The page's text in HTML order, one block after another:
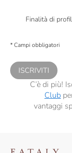
Finalità di
comunicazioni
* Campi obbligatori
ISCRIVITI
C’è di più!
Club
vantaggi